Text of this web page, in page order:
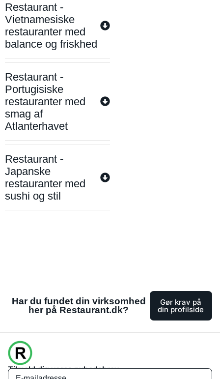
Restaurant -
Vietnamesiske
restauranter med
balance og friskhed
Restaurant -
Portugisiske
restauranter med
smag af
Atlanterhavet
Restaurant -
Japanske
restauranter med
sushi og stil
Har du fundet din virksomhed
her på Restaurant.dk?
Gør krav på
din profilside
Tilmeld dig vores nyhedsbrev